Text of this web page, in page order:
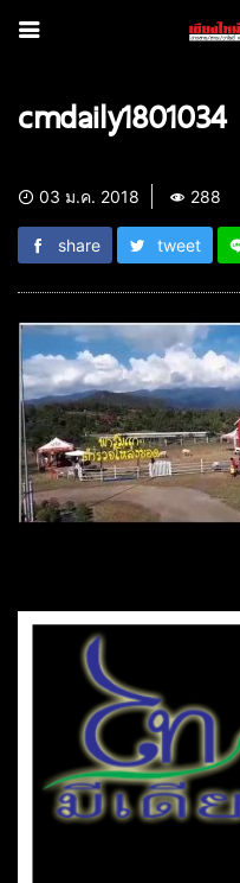
cmdaily1801034
03 ม.ค. 2018 288
share tweet